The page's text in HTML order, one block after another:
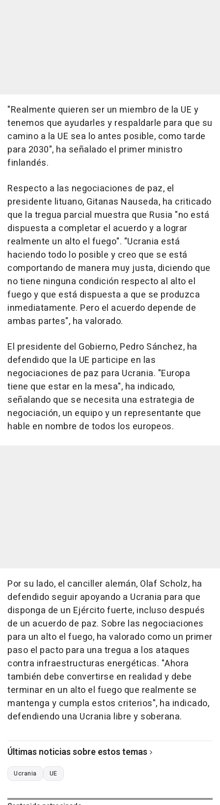
"Realmente quieren ser un miembro de la UE y
tenemos que ayudarles y respaldarle para que su
camino a la UE sea lo antes posible, como tarde
para 2030", ha señalado el primer ministro
finlandés.
Respecto a las negociaciones de paz, el
presidente lituano, Gitanas Nauseda, ha criticado
que la tregua parcial muestra que Rusia "no está
dispuesta a completar el acuerdo y a lograr
realmente un alto el fuego". "Ucrania está
haciendo todo lo posible y creo que se está
comportando de manera muy justa, diciendo que
no tiene ninguna condición respecto al alto el
fuego y que está dispuesta a que se produzca
inmediatamente. Pero el acuerdo depende de
ambas partes", ha valorado.
El presidente del Gobierno, Pedro Sánchez, ha
defendido que la UE participe en las
negociaciones de paz para Ucrania. "Europa
tiene que estar en la mesa", ha indicado,
señalando que se necesita una estrategia de
negociación, un equipo y un representante que
hable en nombre de todos los europeos.
Por su lado, el canciller alemán, Olaf Scholz, ha
defendido seguir apoyando a Ucrania para que
disponga de un Ejército fuerte, incluso después
de un acuerdo de paz. Sobre las negociaciones
para un alto el fuego, ha valorado como un primer
paso el pacto para una tregua a los ataques
contra infraestructuras energéticas. "Ahora
también debe convertirse en realidad y debe
terminar en un alto el fuego que realmente se
mantenga y cumpla estos criterios", ha indicado,
defendiendo una Ucrania libre y soberana.
Últimas noticias sobre estos temas
Ucrania UE